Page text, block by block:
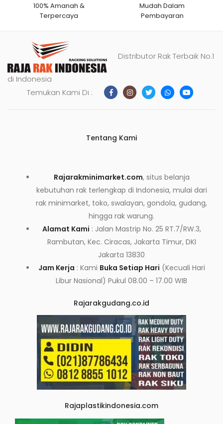
100% Amanah &
Terpercaya
Mudah Dalam
Pembayaran
Distributor Rak Terbaik No.1
di Indonesia
Temukan Kami Di :
Tentang Kami
Rajarakminimarket.com, situs belanja
kebutuhan rak terlengkap di Indonesia, mulai dari
rak minimarket, toko, swalayan, gondola, gudang,
hingga rak warung.
Alamat Kami : Jalan Mastrip No. 25 RT.7/RW.3,
Rambutan, Kec. Ciracas, Jakarta Timur, DKI
Jakarta 13830
Jam Kerja : Kami Buka Setiap Hari (Kecuali Hari
Libur Nasional) Pukul 08.00 – 17.00 WIB
Rajarakgudang.co.id
Rajaplastikindonesia.com